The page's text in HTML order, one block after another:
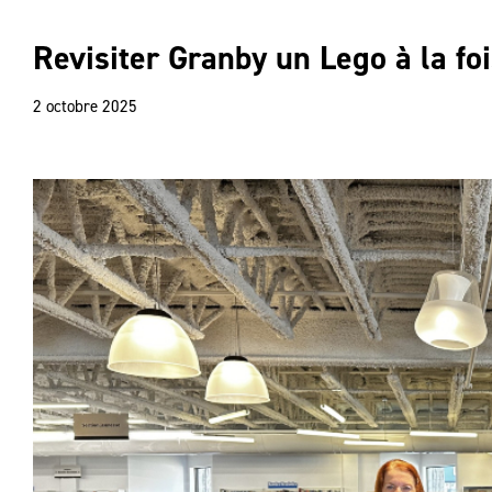
Revisiter Granby un Lego à la
2 octobre 2025